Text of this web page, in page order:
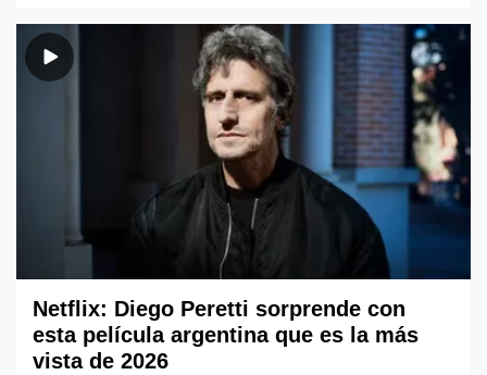
Netflix: Diego Peretti sorprende con
esta película argentina que es la más
vista de 2026